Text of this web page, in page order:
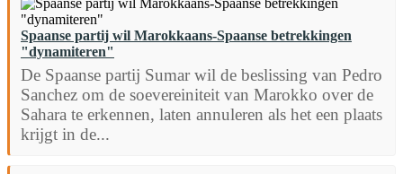
Spaanse partij wil Marokkaans-Spaanse betrekkingen
"dynamiteren"
De Spaanse partij Sumar wil de beslissing van Pedro
Sanchez om de soevereiniteit van Marokko over de
Sahara te erkennen, laten annuleren als het een plaats
krijgt in de...